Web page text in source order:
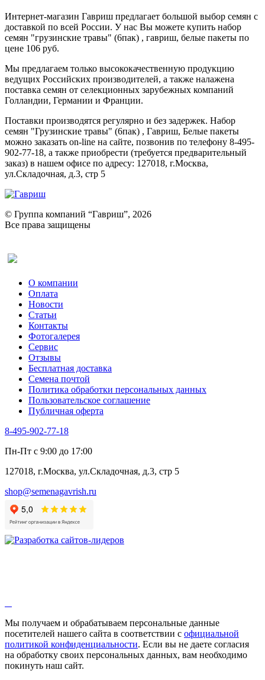
Интернет-магазин Гавриш предлагает большой выбор семян с
доставкой по всей России. У нас Вы можете купить набор
семян "грузинские травы" (6пак) , гавриш, белые пакеты по
цене 106 руб.
Мы предлагаем только высококачественную продукцию
ведущих Российских производителей, а также налажена
поставка семян от селекционных зарубежных компаний
Голландии, Германии и Франции.
Поставки производятся регулярно и без задержек. Набор
семян "Грузинские травы" (6пак) , Гавриш, Белые пакеты
можно заказать on-line на сайте, позвонив по телефону 8-495-
902-77-18, а также приобрести (требуется предварительный
заказ) в нашем офисе по адресу: 127018, г.Москва,
ул.Складочная, д.3, стр 5
© Группа компаний “Гавриш”, 2026
Все права защищены
О компании
Оплата
Новости
Статьи
Контакты
Фотогалерея​
Сервис
Отзывы
Бесплатная доставка
Семена почтой
Политика обработки персональных данных
Пользовательское соглашение
Публичная оферта
8-495-902-77-18
Пн-Пт с 9:00 до 17:00
127018, г.Москва, ул.Складочная, д.3, стр 5
shop@semenagavrish.ru
Мы получаем и обрабатываем персональные данные
посетителей нашего сайта в соответствии с официальной
политикой конфиденциальности. Если вы не даете согласия
на обработку своих персональных данных, вам необходимо
покинуть наш сайт.